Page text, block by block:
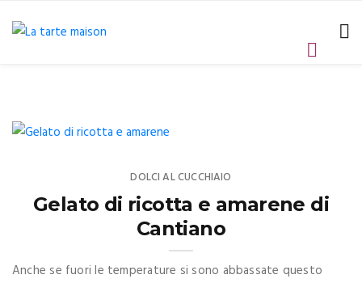
DOLCI AL CUCCHIAIO
Gelato di ricotta e amarene di
Cantiano
Anche se fuori le temperature si sono abbassate questo